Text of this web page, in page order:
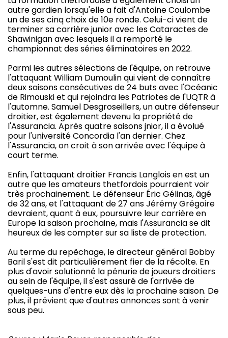
autre gardien lorsqu'elle a fait d'Antoine Coulombe
un de ses cinq choix de 10e ronde. Celui-ci vient de
terminer sa carrière junior avec les Cataractes de
Shawinigan avec lesquels il a remporté le
championnat des séries éliminatoires en 2022.
Parmi les autres sélections de l'équipe, on retrouve
l'attaquant William Dumoulin qui vient de connaître
deux saisons consécutives de 24 buts avec l'Océanic
de Rimouski et qui rejoindra les Patriotes de l'UQTR à
l'automne. Samuel Desgroseillers, un autre défenseur
droitier, est également devenu la propriété de
l'Assurancia. Après quatre saisons jnior, il a évolué
pour l'université Concordia l'an dernier. Chez
l'Assurancia, on croit à son arrivée avec l'équipe à
court terme.
Enfin, l'attaquant droitier Francis Langlois en est un
autre que les amateurs thetfordois pourraient voir
très prochainement. Le défenseur Éric Gélinas, âgé
de 32 ans, et l'attaquant de 27 ans Jérémy Grégoire
devraient, quant à eux, poursuivre leur carrière en
Europe la saison prochaine, mais l'Assurancia se dit
heureux de les compter sur sa liste de protection.
Au terme du repêchage, le directeur général Bobby
Baril s'est dit particulièrement fier de la récolte. En
plus d'avoir solutionné la pénurie de joueurs droitiers
au sein de l'équipe, il s'est assuré de l'arrivée de
quelques-uns d'entre eux dès la prochaine saison. De
plus, il prévient que d'autres annonces sont à venir
sous peu.